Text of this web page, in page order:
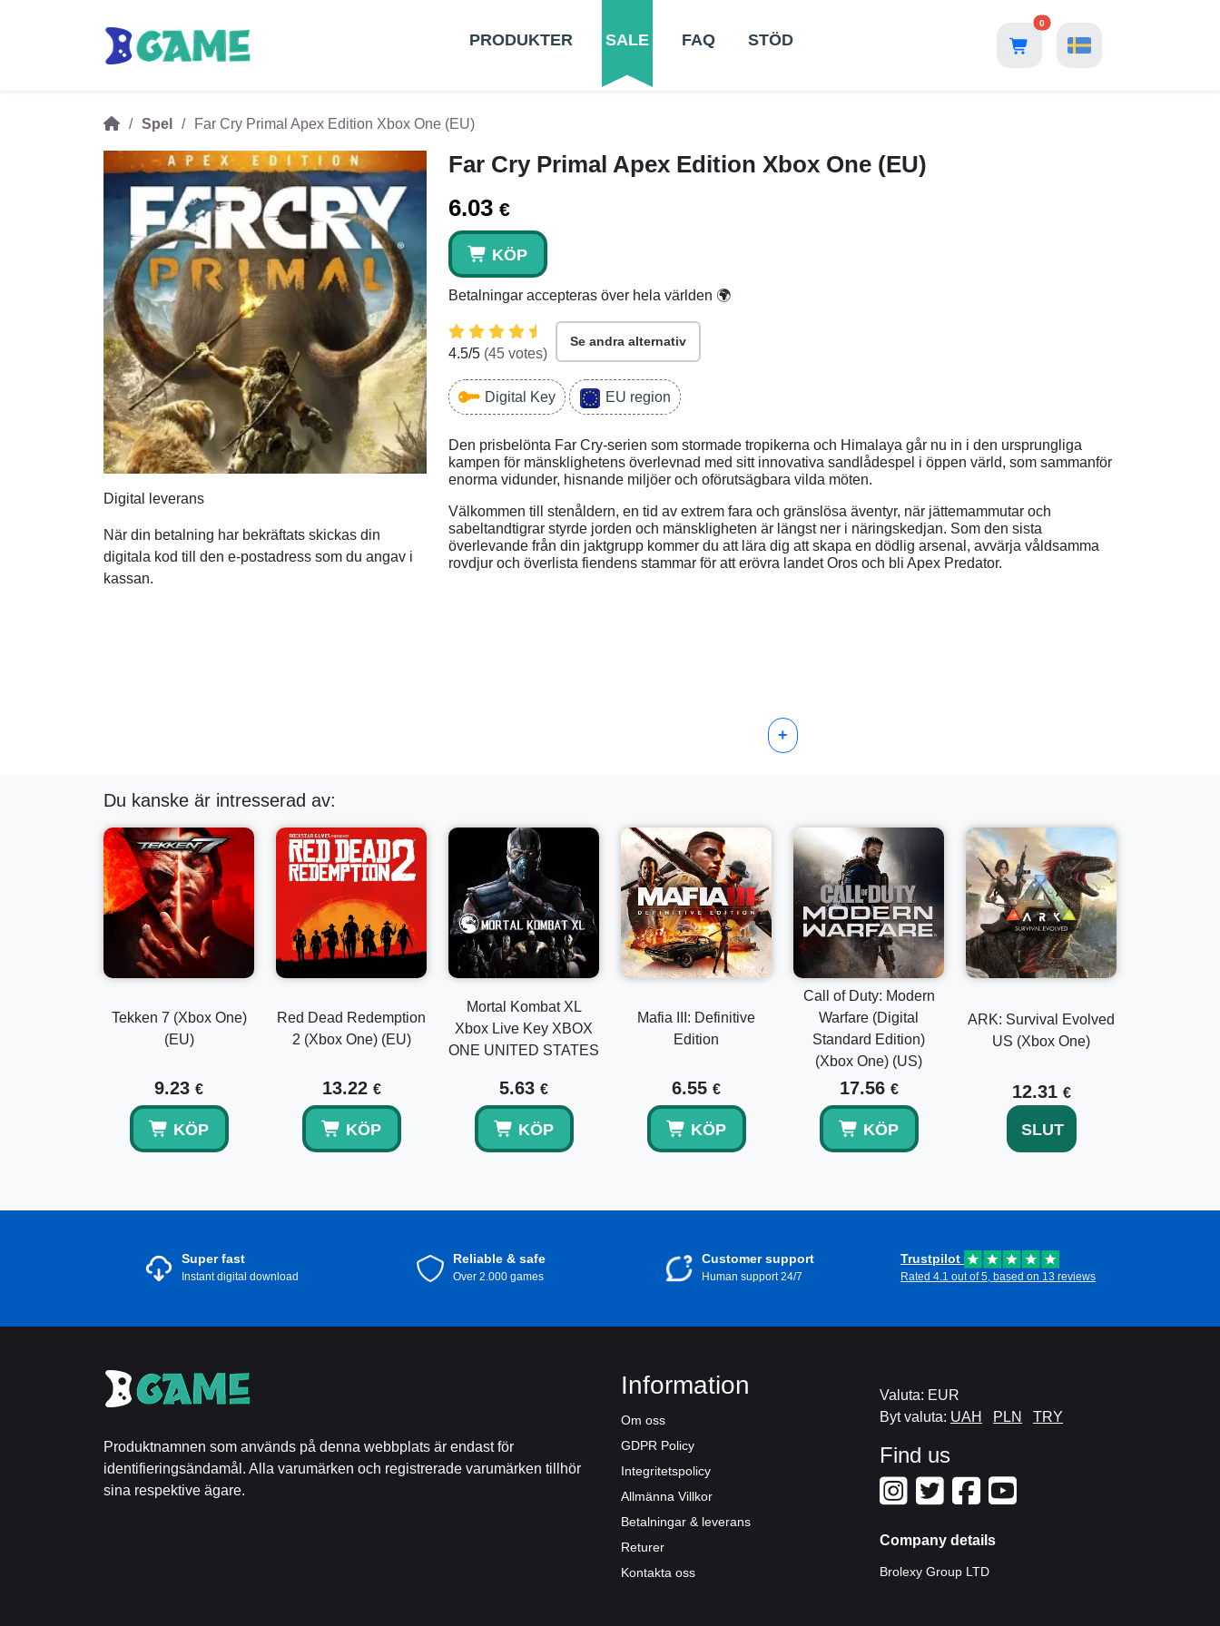
PRODUKTER SALE FAQ STÖD
0
Spel Far Cry Primal Apex Edition Xbox One (EU)
Digital leverans
När din betalning har bekräftats skickas din
digitala kod till den e-postadress som du angav i
kassan.
Far Cry Primal Apex Edition Xbox One (EU)
6.03 €
KÖP
Betalningar accepteras över hela världen 🌍
4.5/5 (45 votes)
Se andra alternativ
Digital Key EU region
Den prisbelönta Far Cry-serien som stormade tropikerna och Himalaya går nu in i den ursprungliga
kampen för mänsklighetens överlevnad med sitt innovativa sandlådespel i öppen värld, som sammanför
enorma vidunder, hisnande miljöer och oförutsägbara vilda möten.
Välkommen till stenåldern, en tid av extrem fara och gränslösa äventyr, när jättemammutar och
sabeltandtigrar styrde jorden och mänskligheten är längst ner i näringskedjan. Som den sista
överlevande från din jaktgrupp kommer du att lära dig att skapa en dödlig arsenal, avvärja våldsamma
rovdjur och överlista fiendens stammar för att erövra landet Oros och bli Apex Predator.
+
Du kanske är intresserad av:
Tekken 7 (Xbox One)
(EU)
9.23 €
KÖP
Red Dead Redemption
2 (Xbox One) (EU)
13.22 €
KÖP
Mortal Kombat XL
Xbox Live Key XBOX
ONE UNITED STATES
5.63 €
KÖP
Mafia III: Definitive
Edition
6.55 €
KÖP
Call of Duty: Modern
Warfare (Digital
Standard Edition)
(Xbox One) (US)
17.56 €
KÖP
ARK: Survival Evolved
US (Xbox One)
12.31 €
SLUT
Super fast
Instant digital download
Reliable & safe
Over 2.000 games
Customer support
Human support 24/7
Trustpilot
Rated 4.1 out of 5, based on 13 reviews
Produktnamnen som används på denna webbplats är endast för
identifieringsändamål. Alla varumärken och registrerade varumärken tillhör
sina respektive ägare.
Information
Om oss
GDPR Policy
Integritetspolicy
Allmänna Villkor
Betalningar & leverans
Returer
Kontakta oss
Valuta: EUR
Byt valuta: UAH PLN TRY
Find us
Company details
Brolexy Group LTD